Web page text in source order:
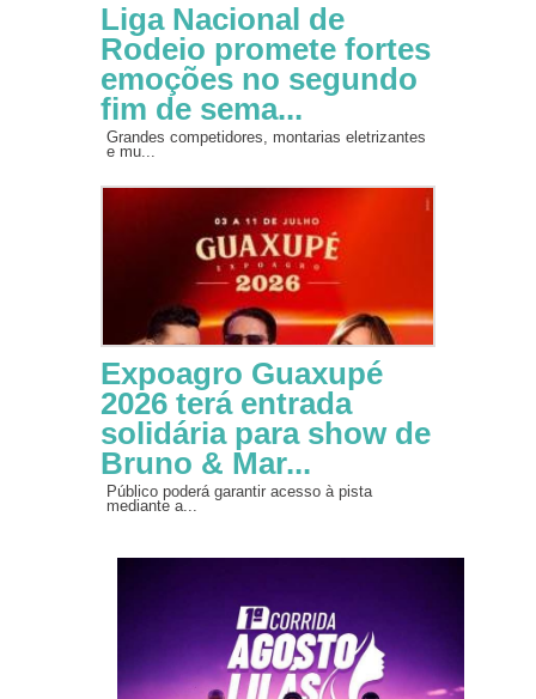
Liga Nacional de
Rodeio promete fortes
emoções no segundo
fim de sema...
Grandes competidores, montarias eletrizantes
e mu...
Expoagro Guaxupé
2026 terá entrada
solidária para show de
Bruno & Mar...
Público poderá garantir acesso à pista
mediante a...